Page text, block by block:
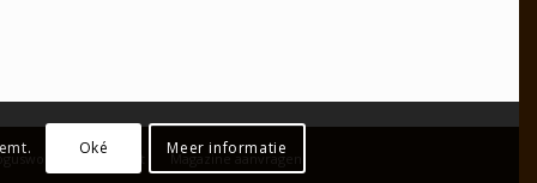
op maat Magazine aanvragen
Oké Meer informatie